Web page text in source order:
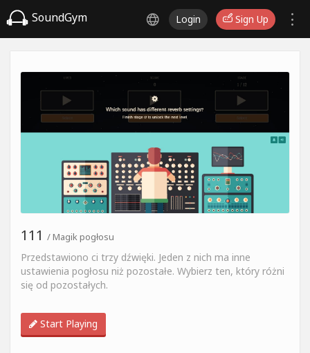
SoundGym Login Sign Up
111 / Magik pogłosu
Przedstawiono ci trzy dźwięki. Jeden z nich ma inne
ustawienia pogłosu niż pozostałe. Wybierz ten, który różni
się od pozostałych.
Start Playing